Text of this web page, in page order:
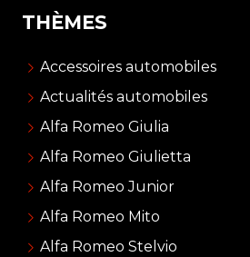
THÈMES
Accessoires automobiles
Actualités automobiles
Alfa Romeo Giulia
Alfa Romeo Giulietta
Alfa Romeo Junior
Alfa Romeo Mito
Alfa Romeo Stelvio